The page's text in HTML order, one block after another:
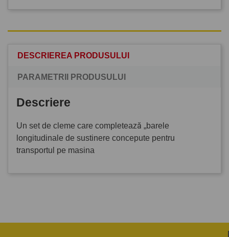
DESCRIEREA PRODUSULUI
PARAMETRII PRODUSULUI
Descriere
Un set de cleme care completează „barele
longitudinale de sustinere concepute pentru
transportul pe masina